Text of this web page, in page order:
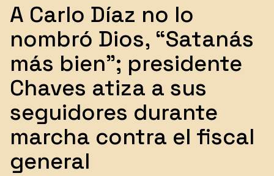
A Carlo Díaz no lo
nombró Dios, “Satanás
más bien”; presidente
Chaves atiza a sus
seguidores durante
marcha contra el fiscal
general